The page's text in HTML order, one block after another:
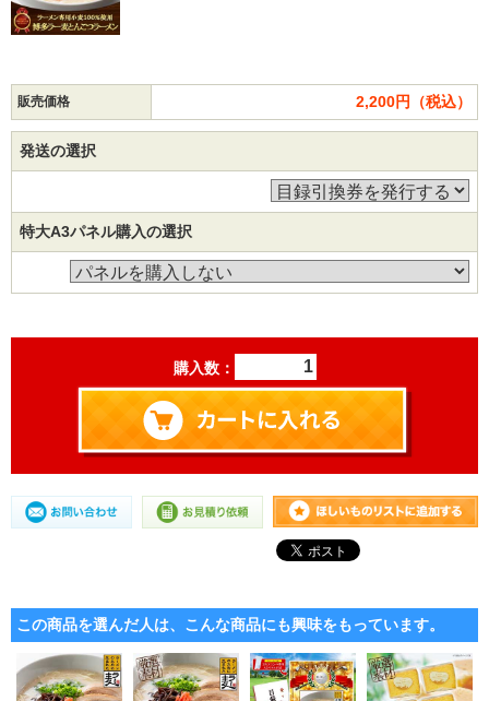
販売価格 2,200円（税込）
発送の選択
特大A3パネル購入の選択
購入数：
この商品を選んだ人は、こんな商品にも興味をもっています。